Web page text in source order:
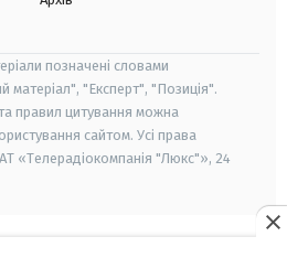
позначені словами
матеріал", "Експерт", "Позиція".
правил цитування можна
сайтом. Усі права
«Телерадіокомпанія "Люкс"», 24